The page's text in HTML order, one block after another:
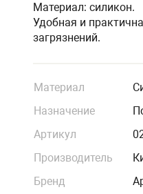
Материал: силикон.
Удобная и
загрязнений.
Материал
Назначение
Артикул
Производитель
Бренд